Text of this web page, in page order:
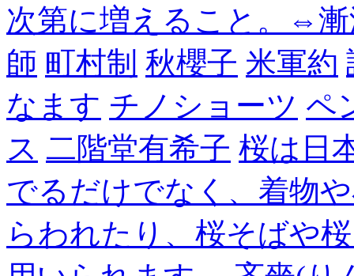
次第に増えること。⇔
師 町村制 秋櫻子 米軍約
なます チノショーツ ペ
ス 二階堂有希子 桜は日
でるだけでなく、着物
らわれたり、桜そばや